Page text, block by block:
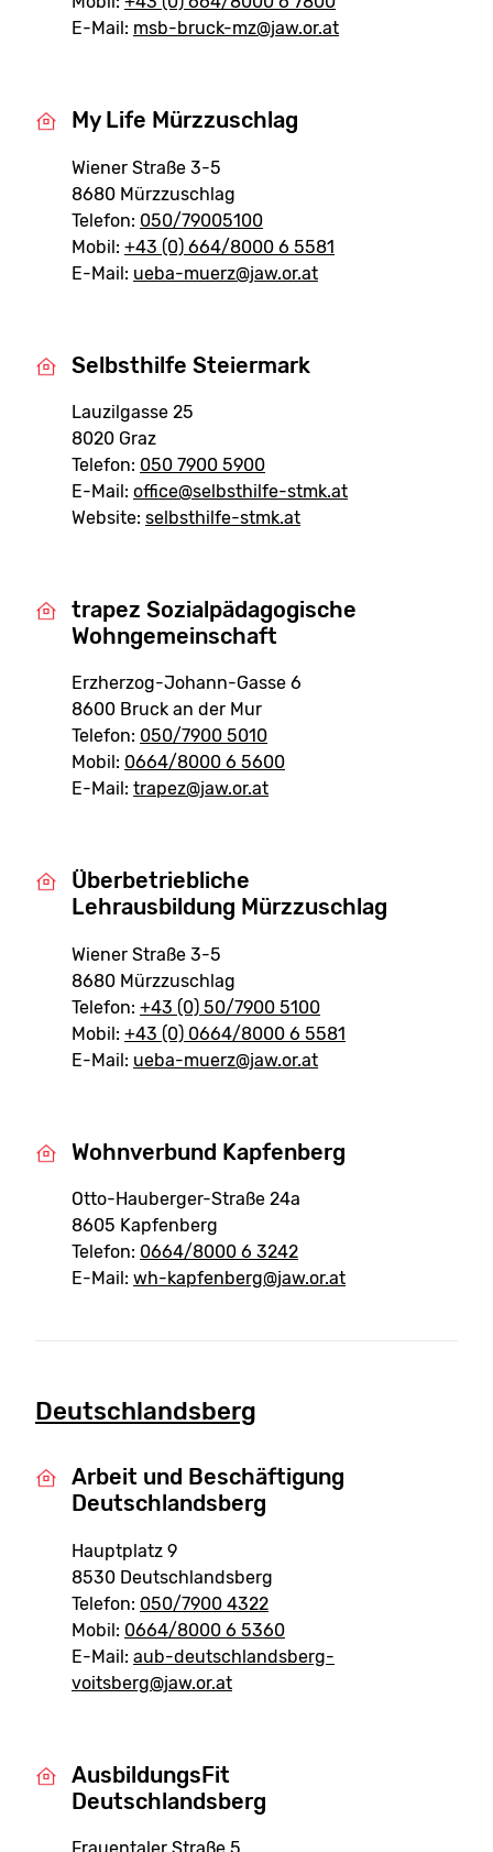
E-Mail: msb-bruck-mz@jaw.or.at
My Life Mürzzuschlag
Wiener Straße 3-5
8680 Mürzzuschlag
Telefon: 050/79005100
Mobil: +43 (0) 664/8000 6 5581
E-Mail: ueba-muerz@jaw.or.at
Selbsthilfe Steiermark
Lauzilgasse 25
8020 Graz
Telefon: 050 7900 5900
E-Mail: office@selbsthilfe-stmk.at
Website: selbsthilfe-stmk.at
trapez Sozialpädagogische
Wohngemeinschaft
Erzherzog-Johann-Gasse 6
8600 Bruck an der Mur
Telefon: 050/7900 5010
Mobil: 0664/8000 6 5600
E-Mail: trapez@jaw.or.at
Überbetriebliche
Lehrausbildung Mürzzuschlag
Wiener Straße 3-5
8680 Mürzzuschlag
Telefon: +43 (0) 50/7900 5100
Mobil: +43 (0) 0664/8000 6 5581
E-Mail: ueba-muerz@jaw.or.at
Wohnverbund Kapfenberg
Otto-Hauberger-Straße 24a
8605 Kapfenberg
Telefon: 0664/8000 6 3242
E-Mail: wh-kapfenberg@jaw.or.at
Deutschlandsberg
Arbeit und Beschäftigung
Deutschlandsberg
Hauptplatz 9
8530 Deutschlandsberg
Telefon: 050/7900 4322
Mobil: 0664/8000 6 5360
E-Mail: aub-deutschlandsberg-
voitsberg@jaw.or.at
AusbildungsFit
Deutschlandsberg